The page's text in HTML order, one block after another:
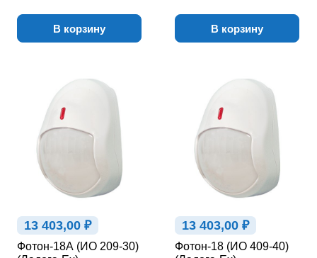
В корзину В корзину
13 403,00 ₽
Фотон-18А (ИО 209-30)
13 403,00 ₽
Фотон-18 (ИО 409-40)